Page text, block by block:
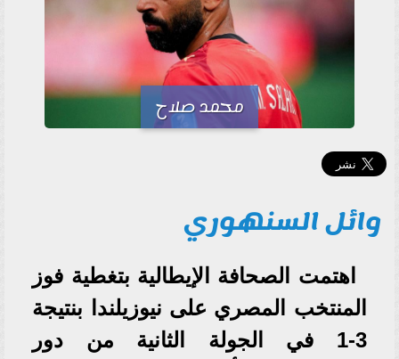
محمد صلاح
وائل السنهوري
اهتمت الصحافة الإيطالية بتغطية فوز
المنتخب المصري على نيوزيلندا بنتيجة
3-1 في الجولة الثانية من دور